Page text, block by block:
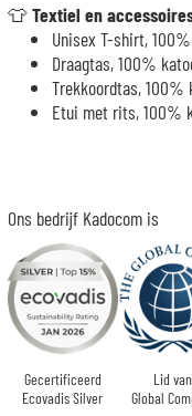
👕Textiel en
Unisex T-shirt,
Draagtas, 100%
Trekkoordtas, 100%
Etui met rits, 100%
Ons bedrijf Kadocom is
Gecertificeerd
Ecovadis Silver
Lid van
Global